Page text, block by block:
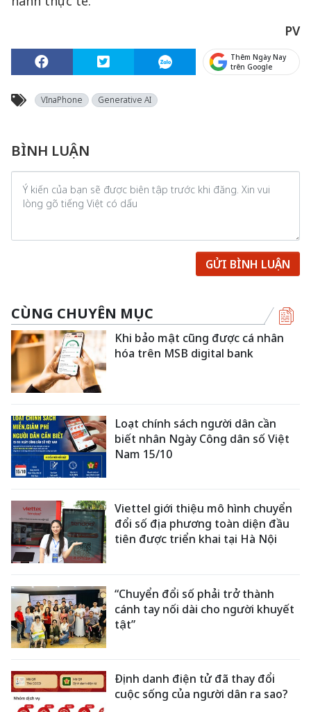
PV
Thêm Ngày Nay
trên Google
VInaPhone Generative AI
BÌNH LUẬN
GỬI BÌNH LUẬN
CÙNG CHUYÊN MỤC
Khi bảo mật cũng được cá nhân
hóa trên MSB digital bank
Loạt chính sách người dân cần
biết nhân Ngày Công dân số Việt
Nam 15/10
Viettel giới thiệu mô hình chuyển
đổi số địa phương toàn diện đầu
tiên được triển khai tại Hà Nội
“Chuyển đổi số phải trở thành
cánh tay nối dài cho người khuyết
tật”
Định danh điện tử đã thay đổi
cuộc sống của người dân ra sao?